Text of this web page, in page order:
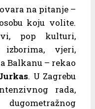
na pitanje –
koju volite.
pop kulturi,
izborima, vjeri,
Balkanu – rekao
. U Zagrebu
rada,